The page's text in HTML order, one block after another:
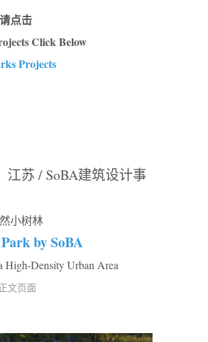
点击
Click Below
Projects
江苏 / SoBA建筑设计事
小树林
by SoBA
High-Density Urban Area
文页面